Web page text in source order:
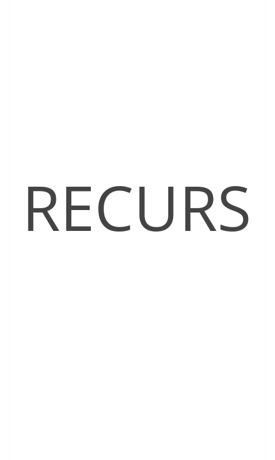
RECURS